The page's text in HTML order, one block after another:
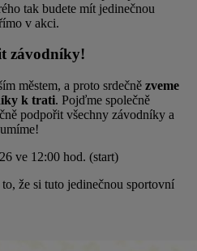
tak budete mít jedinečnou
v akci.
závodníky!
městem, a proto srdečně zveme
k trati. Pojďme společně
podpořit všechny závodníky a
ve 12:00 hod. (start)
že si tuto jedinečnou sportovní